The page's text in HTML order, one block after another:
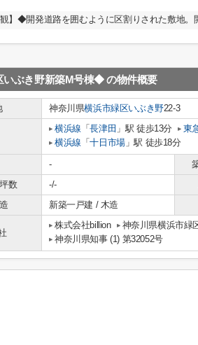
観】◆開発道路を囲むように区割りされた敷地。
ぶき野新築M号棟◆の物件概要
神奈川県横浜市緑区いぶき野22-3
横浜線 「長津田 」駅 徒歩13分 東
横浜線 「十日市場」駅 徒歩18分
-
数
-/-
新築一戸建 / 木造
株式会社billion 神奈川県横浜市緑
神奈川県知事 (1) 第32052号